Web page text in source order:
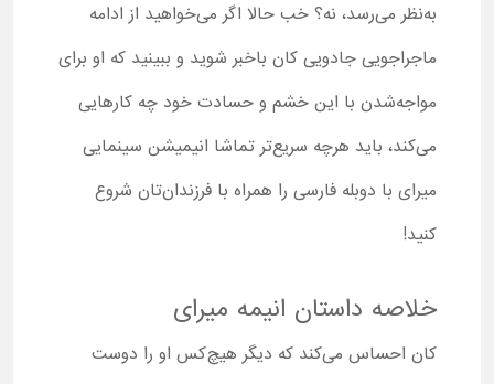
به‌نظر می‌رسد، نه؟ خب حالا اگر می‌خواهید از ادامه
ماجراجویی جادویی کان باخبر شوید و ببینید که او برای
مواجه‌شدن با این خشم و حسادت خود چه کارهایی
می‌کند، باید هرچه سریع‌تر تماشا انیمیشن سینمایی
میرای با دوبله فارسی را همراه با فرزندان‌تان شروع
کنید!
خلاصه داستان انیمه میرای
کان احساس می‌کند که دیگر هیچ‌کس او را دوست